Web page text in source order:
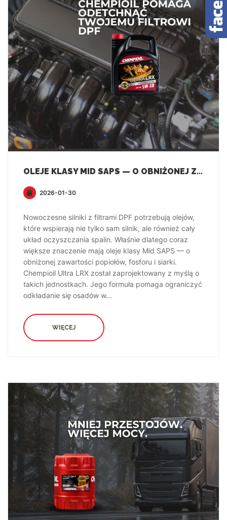
OLEJE KLASY MID SAPS — O OBNIŻONEJ ZAWARTOŚCI POPIOŁÓW, FOSFORU I SIARKI
2026-01-30
Nowoczesne silniki z filtrami DPF potrzebują olejów,
które wspierają nie tylko sam silnik, ale również cały
układ oczyszczania spalin. Właśnie dlatego coraz
większe znaczenie mają oleje klasy Mid SAPS — o
obniżonej zawartości popiołów, fosforu i siarki.
Chempioil Ultra LRX został zaprojektowany z myślą o
takich jednostkach. Jego formuła pomaga ograniczyć
odkładanie się osadów w...
WIĘCEJ